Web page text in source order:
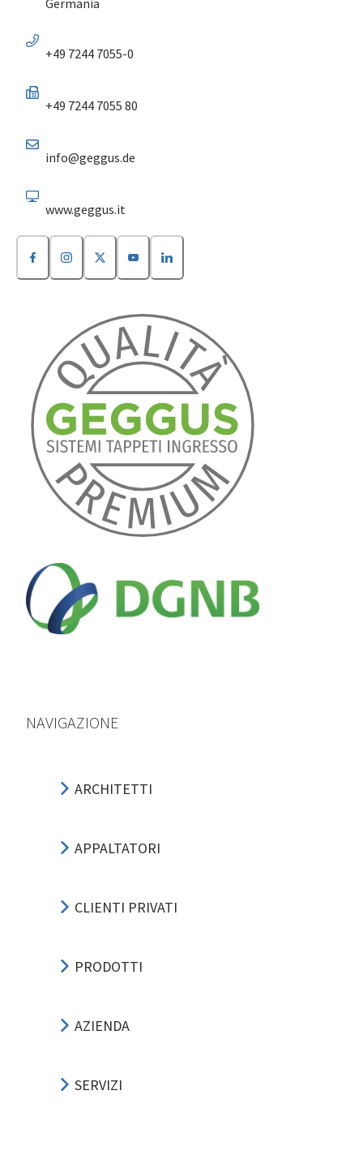
+49 7244 7055-0
+49 7244 7055 80
info@geggus.de
www.geggus.it
NAVIGAZIONE
ARCHITETTI
APPALTATORI
CLIENTI PRIVATI
PRODOTTI
AZIENDA
SERVIZI